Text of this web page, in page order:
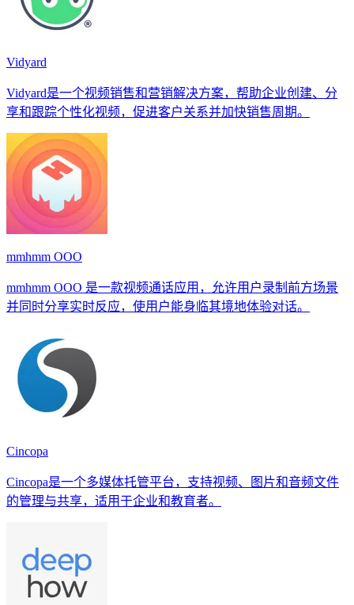
Vidyard
Vidyard是一个视频销售和营销解决方案，帮助企业创建、分
享和跟踪个性化视频，促进客户关系并加快销售周期。
mmhmm OOO
mmhmm OOO 是一款视频通话应用，允许用户录制前方场景
并同时分享实时反应，使用户能身临其境地体验对话。
Cincopa
Cincopa是一个多媒体托管平台，支持视频、图片和音频文件
的管理与共享，适用于企业和教育者。